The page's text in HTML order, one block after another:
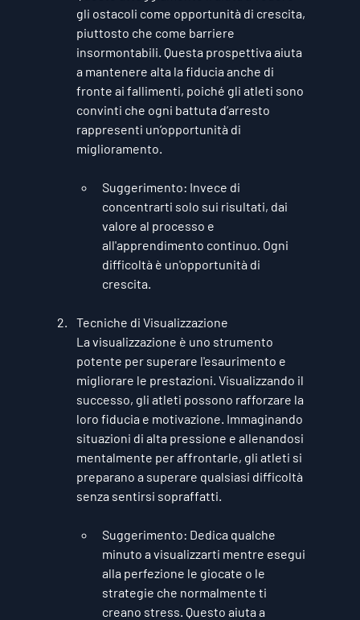
gli ostacoli come opportunità di crescita,
piuttosto che come barriere
insormontabili. Questa prospettiva aiuta
a mantenere alta la fiducia anche di
fronte ai fallimenti, poiché gli atleti sono
convinti che ogni battuta d’arresto
rappresenti un’opportunità di
miglioramento.
Suggerimento: Invece di
concentrarti solo sui risultati, dai
valore al processo e
all'apprendimento continuo. Ogni
difficoltà è un'opportunità di
crescita.
Tecniche di Visualizzazione
La visualizzazione è uno strumento
potente per superare l'esaurimento e
migliorare le prestazioni. Visualizzando il
successo, gli atleti possono rafforzare la
loro fiducia e motivazione. Immaginando
situazioni di alta pressione e allenandosi
mentalmente per affrontarle, gli atleti si
preparano a superare qualsiasi difficoltà
senza sentirsi sopraffatti.
Suggerimento: Dedica qualche
minuto a visualizzarti mentre esegui
alla perfezione le giocate o le
strategie che normalmente ti
creano stress. Questo aiuta a